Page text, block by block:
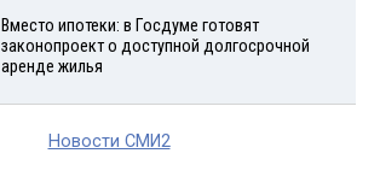
Вместо ипотеки: в Госдуме готовят
законопроект о доступной долгосрочной
аренде жилья
Новости СМИ2